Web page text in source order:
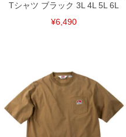
ておりますので店頭での売り違い、店
惑をお掛けしてしまう場合がございま
りますが、もしあった場合速やかにご
Tシャツ ブラック 3L 4L 5L 6L
¥6,490